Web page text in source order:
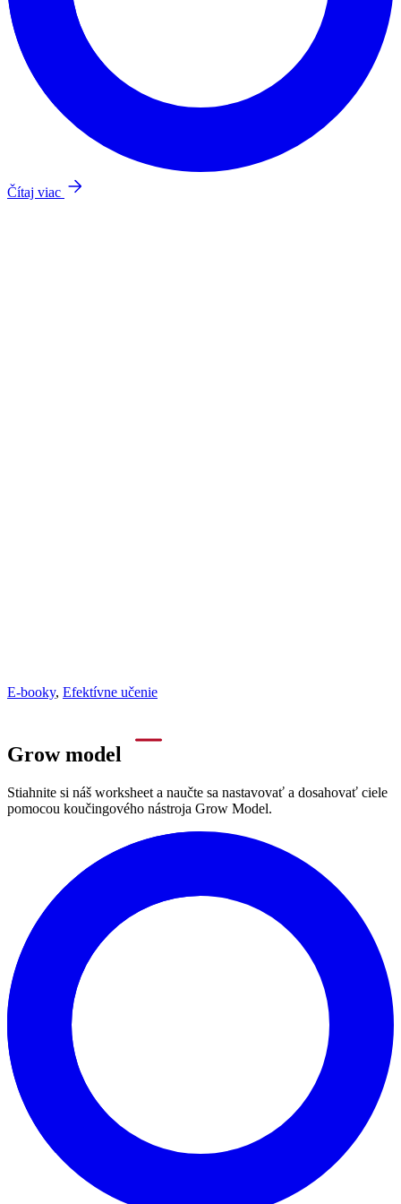
Čítaj viac
E-booky, Efektívne učenie
Grow model
Stiahnite si náš worksheet a naučte sa nastavovať a dosahovať ciele
pomocou koučingového nástroja Grow Model.